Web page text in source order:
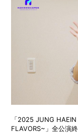
「2025 JUNG
FLAVORS~」全公演終